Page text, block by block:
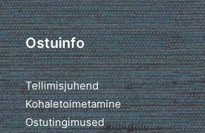
Ostuinfo
Tellimisjuhend
Kohaletoimetamine
Ostutingimused